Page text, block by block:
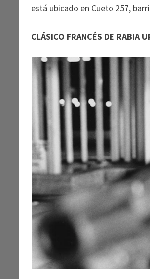
está ubicado en Cueto 257,
CLÁSICO FRANCÉS DE RABIA